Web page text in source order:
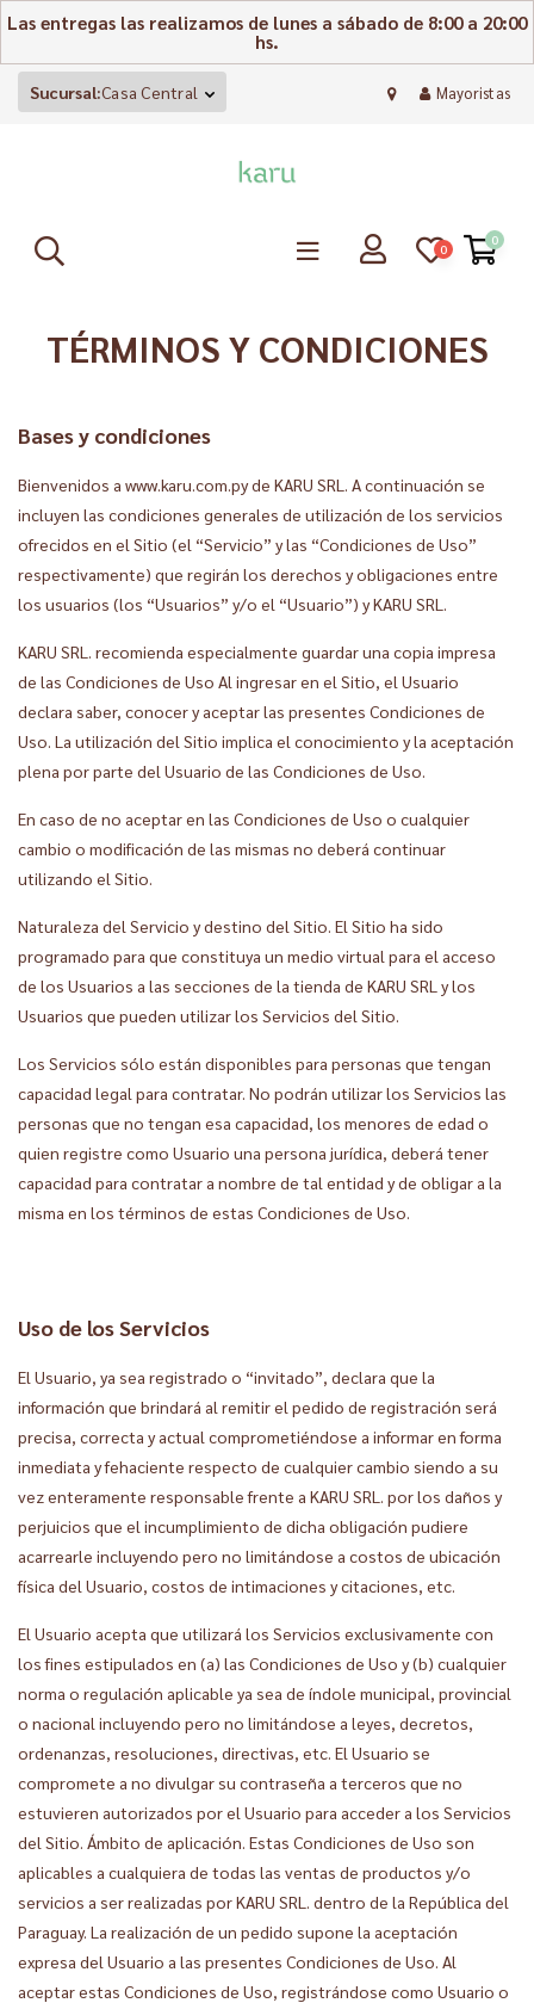
Las entregas las realizamos de lunes a sábado de 8:00 a 20:00
hs.
Sucursal:Casa Central Mayoristas
0
0
TÉRMINOS Y CONDICIONES
Bases y condiciones
Bienvenidos a www.karu.com.py de KARU SRL. A continuación se
incluyen las condiciones generales de utilización de los servicios
ofrecidos en el Sitio (el “Servicio” y las “Condiciones de Uso”
respectivamente) que regirán los derechos y obligaciones entre
los usuarios (los “Usuarios” y/o el “Usuario”) y KARU SRL.
KARU SRL. recomienda especialmente guardar una copia impresa
de las Condiciones de Uso Al ingresar en el Sitio, el Usuario
declara saber, conocer y aceptar las presentes Condiciones de
Uso. La utilización del Sitio implica el conocimiento y la aceptación
plena por parte del Usuario de las Condiciones de Uso.
En caso de no aceptar en las Condiciones de Uso o cualquier
cambio o modificación de las mismas no deberá continuar
utilizando el Sitio.
Naturaleza del Servicio y destino del Sitio. El Sitio ha sido
programado para que constituya un medio virtual para el acceso
de los Usuarios a las secciones de la tienda de KARU SRL y los
Usuarios que pueden utilizar los Servicios del Sitio.
Los Servicios sólo están disponibles para personas que tengan
capacidad legal para contratar. No podrán utilizar los Servicios las
personas que no tengan esa capacidad, los menores de edad o
quien registre como Usuario una persona jurídica, deberá tener
capacidad para contratar a nombre de tal entidad y de obligar a la
misma en los términos de estas Condiciones de Uso.
Uso de los Servicios
El Usuario, ya sea registrado o “invitado”, declara que la
información que brindará al remitir el pedido de registración será
precisa, correcta y actual comprometiéndose a informar en forma
inmediata y fehaciente respecto de cualquier cambio siendo a su
vez enteramente responsable frente a KARU SRL. por los daños y
perjuicios que el incumplimiento de dicha obligación pudiere
acarrearle incluyendo pero no limitándose a costos de ubicación
física del Usuario, costos de intimaciones y citaciones, etc.
El Usuario acepta que utilizará los Servicios exclusivamente con
los fines estipulados en (a) las Condiciones de Uso y (b) cualquier
norma o regulación aplicable ya sea de índole municipal, provincial
o nacional incluyendo pero no limitándose a leyes, decretos,
ordenanzas, resoluciones, directivas, etc. El Usuario se
compromete a no divulgar su contraseña a terceros que no
estuvieren autorizados por el Usuario para acceder a los Servicios
del Sitio. Ámbito de aplicación. Estas Condiciones de Uso son
aplicables a cualquiera de todas las ventas de productos y/o
servicios a ser realizadas por KARU SRL. dentro de la República del
Paraguay. La realización de un pedido supone la aceptación
expresa del Usuario a las presentes Condiciones de Uso. Al
aceptar estas Condiciones de Uso, registrándose como Usuario o